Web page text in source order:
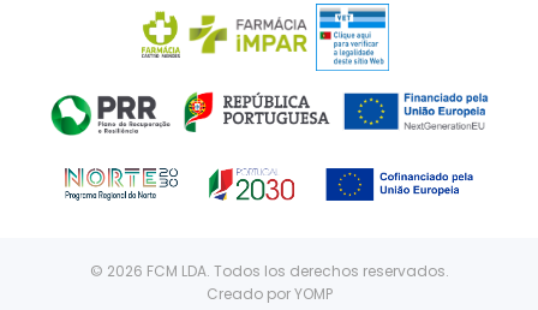
© 2026 FCM LDA. Todos los derechos reservados.
Creado porYOMP